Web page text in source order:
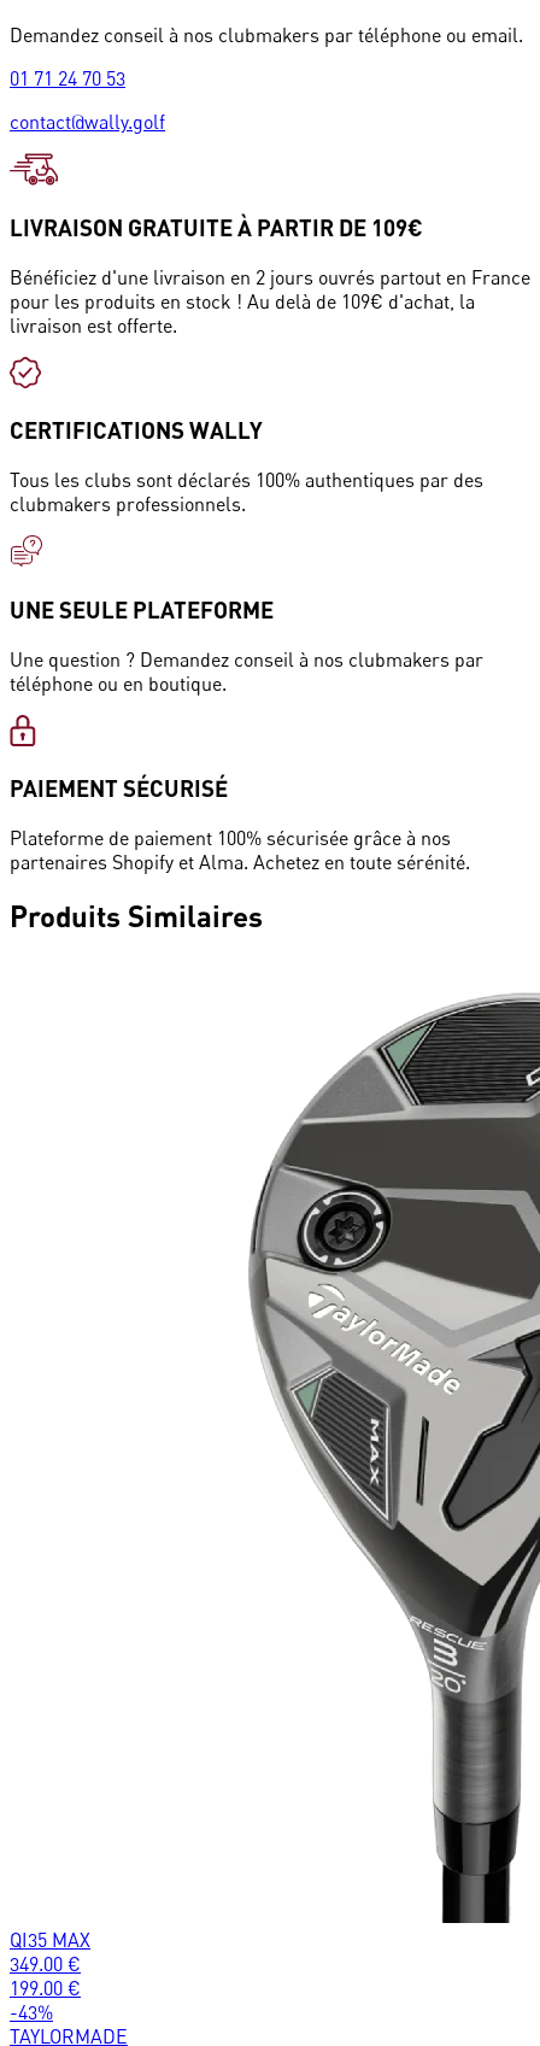
Demandez conseil à nos clubmakers par téléphone ou email.
01 71 24 70 53
contact@wally.golf
LIVRAISON GRATUITE À PARTIR DE 109€
Bénéficiez d'une livraison en 2 jours ouvrés partout en France
pour les produits en stock ! Au delà de 109€ d'achat, la
livraison est offerte.
CERTIFICATIONS WALLY
Tous les clubs sont déclarés 100% authentiques par des
clubmakers professionnels.
UNE SEULE PLATEFORME
Une question ? Demandez conseil à nos clubmakers par
téléphone ou en boutique.
PAIEMENT SÉCURISÉ
Plateforme de paiement 100% sécurisée grâce à nos
partenaires Shopify et Alma. Achetez en toute sérénité.
Produits Similaires
QI35 MAX
349.00 €
199.00 €
-43%
TAYLORMADE